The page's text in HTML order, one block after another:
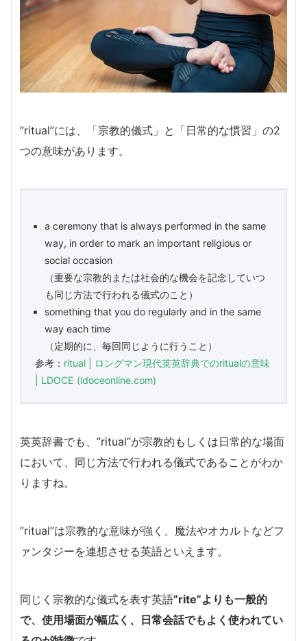
”ritual”には、「宗教的儀式」と「日常的な慣習」の2
つの意味があります。
a ceremony that is always performed in the same
way, in order to mark an important religious or
social occasion
（重要な宗教的または社会的な機会を記念していつ
も同じ方法で行われる儀式のこと）
something that you do regularly and in the same
way each time
（定期的に、毎回同じように行うこと）
参考： ritual | ロングマン現代英英辞典でのritualの意味
| LDOCE (ldoceonline.com)
英英辞書でも、”ritual”が宗教的もしくは日常的な場面
において、同じ方法で行われる儀式であることがわか
りますね。
”ritual”は宗教的な意味が強く、魔法やオカルトなどフ
ァンタジーを連想させる英語といえます。
同じく宗教的な儀式を表す英語”rite”よりも一般的
で、使用場面が幅広く、日常会話でもよく使われてい